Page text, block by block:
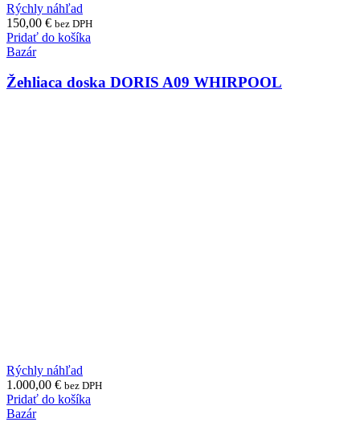
Rýchly náhľad
150,00 € bez DPH
Pridať do košíka
Bazár
Žehliaca doska DORIS A09 WHIRPOOL
Rýchly náhľad
1.000,00 € bez DPH
Pridať do košíka
Bazár